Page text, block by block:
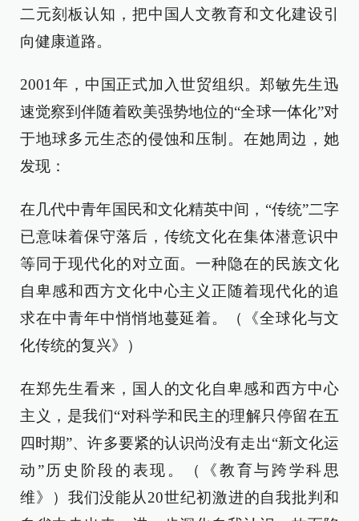
二元刻板认知，把中国人文教育和文化建设引
向健康道路。
2001年，中国正式加入世贸组织。郑敏先生迅
速觉察到伴随着欧美强势地位的“全球一体化”对
于地球多元生态的侵蚀和压制。在她周边，她
发现：
在几代中青年国民和文化精英中间，“传统”二字
已意味着保守落后，传统文化在集体潜意识中
等同于现代化的对立面。一种隐在的民族文化
自卑感和西方文化中心主义正随着现代化的追
求在中青年中悄悄地蔓延着。（《全球化与文
化传统的复兴》）
在郑先生看来，国人的文化自卑感和西方中心
主义，是我们“对科学和民主的理解只停留在五
四时期”、许多要紧的认识尚没有走出“新文化运
动”历史阶段的表现。（《教育与跨学科思
维》）我们没能从20世纪初激进的自我批判和